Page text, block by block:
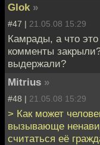
Glok »
#47 | 21.05.08 15:29
Камрады, а что это
комменты
выдержали?
Mitrius »
#48 | 21.05.08 15:29
> Как может
вызывающе
считаться её